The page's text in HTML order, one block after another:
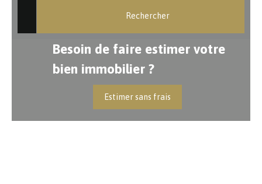
Rechercher
Besoin de faire estimer votre
bien immobilier ?
Estimer sans frais